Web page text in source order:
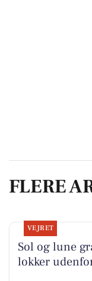
FLERE
VEJRET
Sol og lune
lokker